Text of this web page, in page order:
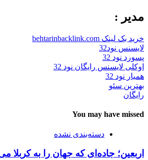
مدیر :
خرید بک لینک behtarinbacklink.com
لایسنس نود32
پسورد نود 32
اوکلی لایسنس رایگان نود 32
همیار نود 32
بهترین سئو
رایگان
You may have missed
دسته‌بندی نشده
اربعین؛ جاده‌ای که جهان را به کربلا